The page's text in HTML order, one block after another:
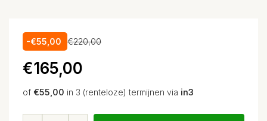
-€55,00 €220,00
€165,00
of €55,00 in 3 (renteloze) termijnen via in3